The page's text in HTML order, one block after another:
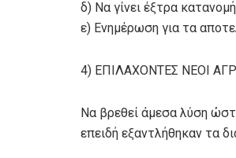
δ) Να γίνει έξτρα
ε) Ενημέρωση για τα
4) ΕΠΙΛΑΧΟΝΤΕΣ ΝΕΟΙ
Να βρεθεί άμεσα λύση
επειδή εξαντλήθηκαν τα